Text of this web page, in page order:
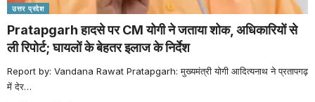
उत्तर प्रदेश
Pratapgarh हादसे पर CM योगी ने जताया शोक, अधिकारियों से
ली रिपोर्ट; घायलों के बेहतर इलाज के निर्देश
Report by: Vandana Rawat Pratapgarh: मुख्यमंत्री योगी आदित्यनाथ ने प्रतापगढ़
में देर…